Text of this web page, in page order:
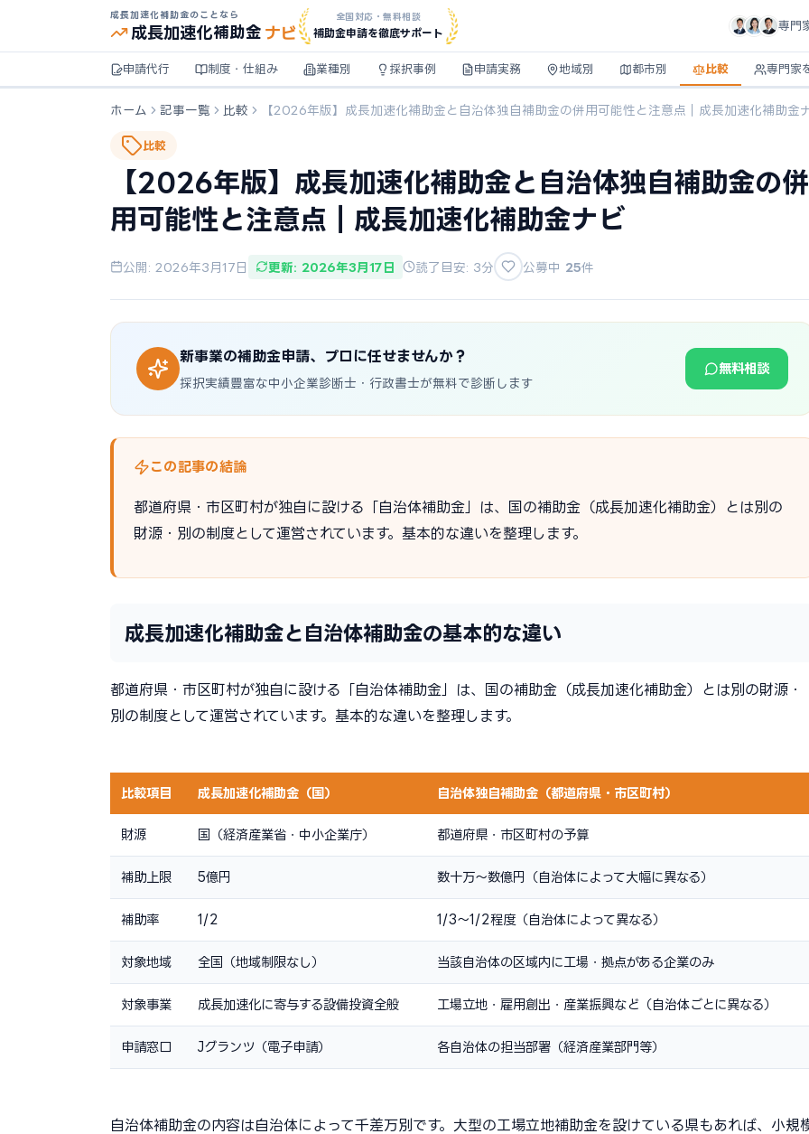
成長加速化補助金のことなら
成長加速化補助金 ナビ
全国対応・無料相談
補助金申請を徹底サポート
専門
申請代行 制度・仕組み 業種別 採択事例 申請実務 地域別 都市別 比較 専門家
ホーム 記事一覧 比較 【2026年版】成長加速化補助金と自治体独自補助金の併用可能性と注意点｜成長加速化補助金
比較
【2026年版】成長加速化補助金と自治体独自補助金の併
用可能性と注意点｜成長加速化補助金ナビ
公開: 2026年3月17日 更新: 2026年3月17日 読了目安: 3分 公募中 25件
新事業の補助金申請、プロに任せませんか？
採択実績豊富な中小企業診断士・行政書士が無料で診断します
無料相談
この記事の結論
都道府県・市区町村が独自に設ける「自治体補助金」は、国の補助金（成長加速化補助金）とは別の
財源・別の制度として運営されています。基本的な違いを整理します。
成長加速化補助金と自治体補助金の基本的な違い
都道府県・市区町村が独自に設ける「自治体補助金」は、国の補助金（成長加速化補助金）とは別の財源・
別の制度として運営されています。基本的な違いを整理します。
比較項目 成長加速化補助金（国） 自治体独自補助金（都道府県・市区町村）
財源 国（経済産業省・中小企業庁） 都道府県・市区町村の予算
補助上限 5億円 数十万〜数億円（自治体によって大幅に異なる）
補助率 1/2 1/3〜1/2程度（自治体によって異なる）
対象地域 全国（地域制限なし） 当該自治体の区域内に工場・拠点がある企業のみ
対象事業 成長加速化に寄与する設備投資全般 工場立地・雇用創出・産業振興など（自治体ごとに異なる）
申請窓口 Jグランツ（電子申請） 各自治体の担当部署（経済産業部門等）
自治体補助金の内容は自治体によって千差万別です。大型の工場立地補助金を設けている県もあれば、小規